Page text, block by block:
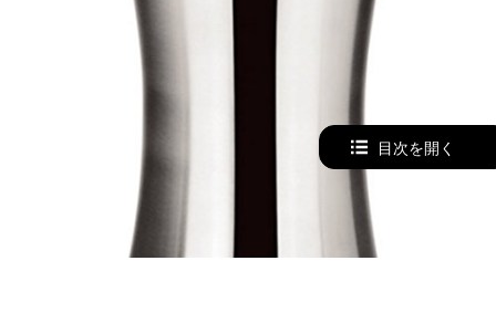
目次を開く